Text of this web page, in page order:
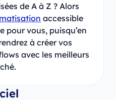
de A à Z ? Alors
accessible
pour vous, puisqu’en
à créer vos
avec les meilleurs